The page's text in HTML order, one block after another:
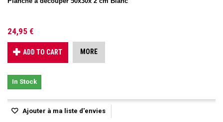
24,95 €
ADD TO CART MORE
In Stock
Ajouter à ma liste d'envies